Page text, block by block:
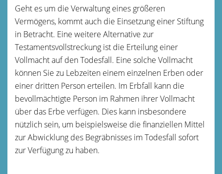
Geht es um die Verwaltung eines größeren
Vermögens, kommt auch die Einsetzung einer Stiftung
in Betracht. Eine weitere Alternative zur
Testamentsvollstreckung ist die Erteilung einer
Vollmacht auf den Todesfall. Eine solche Vollmacht
können Sie zu Lebzeiten einem einzelnen Erben oder
einer dritten Person erteilen. Im Erbfall kann die
bevollmächtigte Person im Rahmen ihrer Vollmacht
über das Erbe verfügen. Dies kann insbesondere
nützlich sein, um beispielsweise die finanziellen Mittel
zur Abwicklung des Begräbnisses im Todesfall sofort
zur Verfügung zu haben.